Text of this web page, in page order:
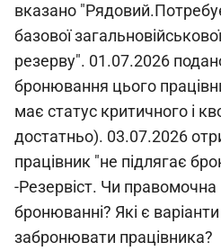
вказано
базової
резерву". 01.07.2026
бронювання цього
має статус критичного і
достатньо). 03.07.2026
працівник "не підлягає
-Резервіст. Чи правомочна
бронюванні? Які є
забронювати працівника?